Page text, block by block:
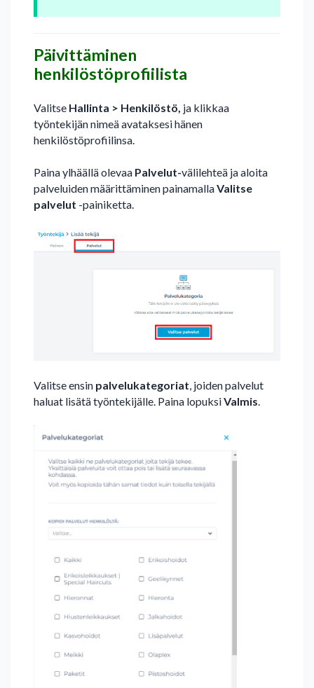
Päivittäminen
henkilöstöprofiilista
Valitse Hallinta > Henkilöstö, ja klikkaa
työntekijän nimeä avataksesi hänen
henkilöstöprofiilinsa.
Paina ylhäällä olevaa Palvelut-välilehteä ja aloita
palveluiden määrittäminen painamallaValitse
palvelut -painiketta.
Valitse ensin palvelukategoriat, joiden palvelut
haluat lisätä työntekijälle. Paina lopuksiValmis.